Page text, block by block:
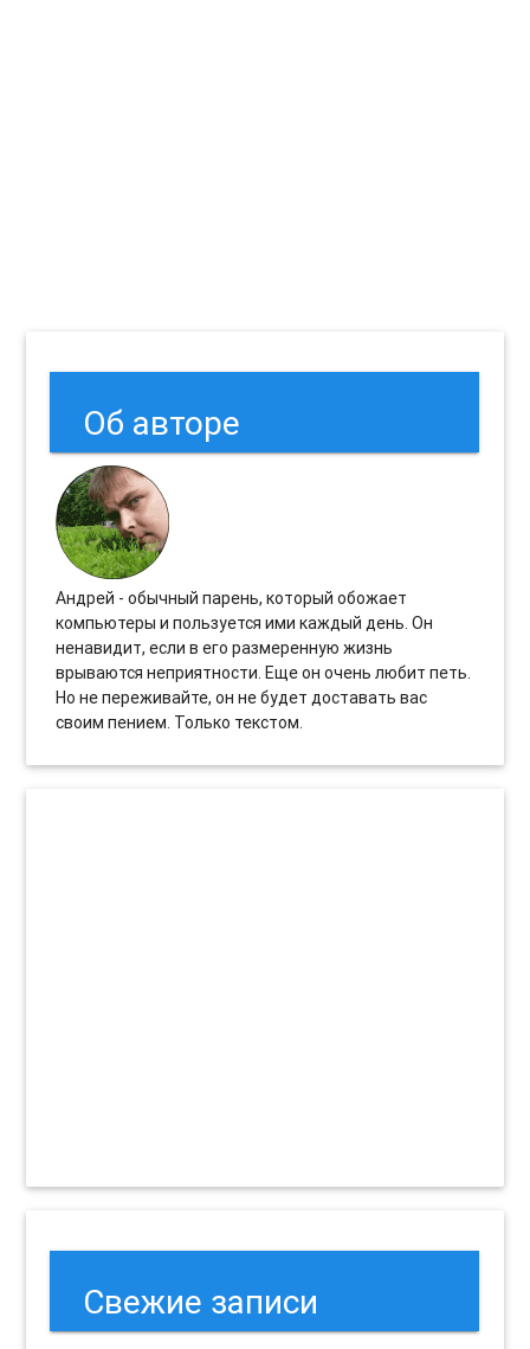
Об авторе
Андрей - обычный парень, который обожает
компьютеры и пользуется ими каждый день. Он
ненавидит, если в его размеренную жизнь
врываются неприятности. Еще он очень любит петь.
Но не переживайте, он не будет доставать вас
своим пением. Только текстом.
Свежие записи